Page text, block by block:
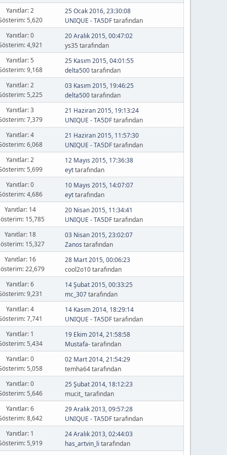
Yanıtlar: 2
5,620
25 Ocak 2016, 23:30:08
UNIQUE - TA5DFtarafından
Yanıtlar: 0
4,921
20 Aralık 2015, 00:47:02
ys35 tarafından
Yanıtlar: 5
9,168
25 Kasım 2015, 04:01:55
delta500tarafından
Yanıtlar: 2
5,225
03 Kasım 2015, 19:46:25
delta500tarafından
Yanıtlar: 3
7,379
21 Haziran 2015, 19:13:24
UNIQUE - TA5DFtarafından
Yanıtlar: 4
6,068
21 Haziran 2015, 11:57:30
UNIQUE - TA5DFtarafından
Yanıtlar: 2
5,699
12 Mayıs 2015, 17:36:38
eyttarafından
Yanıtlar: 0
4,686
10 Mayıs 2015, 14:07:07
eyttarafından
Yanıtlar: 14
15,785
20 Nisan 2015, 11:34:41
UNIQUE - TA5DFtarafından
Yanıtlar: 18
15,327
03 Nisan 2015, 23:02:07
Zanos tarafından
Yanıtlar: 16
22,679
28 Mart 2015, 00:06:23
cool2o10 tarafından
Yanıtlar: 6
9,231
14 Şubat 2015, 00:33:25
mc_307tarafından
Yanıtlar: 4
7,741
14 Kasım 2014, 18:29:14
UNIQUE - TA5DFtarafından
Yanıtlar: 1
5,434
19 Ekim 2014, 21:58:58
Mustafa-tarafından
Yanıtlar: 0
5,058
02 Mart 2014, 21:54:29
temha64 tarafından
Yanıtlar: 0
5,646
25 Şubat 2014, 18:12:23
mucit_ tarafından
Yanıtlar: 6
8,642
29 Aralık 2013, 09:57:28
UNIQUE - TA5DFtarafından
Yanıtlar: 1
5,919
24 Aralık 2013, 02:44:03
has_artvin_li tarafından